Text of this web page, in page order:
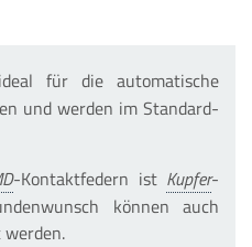
für die automatische
und werden im Standard-
-Kontaktfedern ist
-
können auch